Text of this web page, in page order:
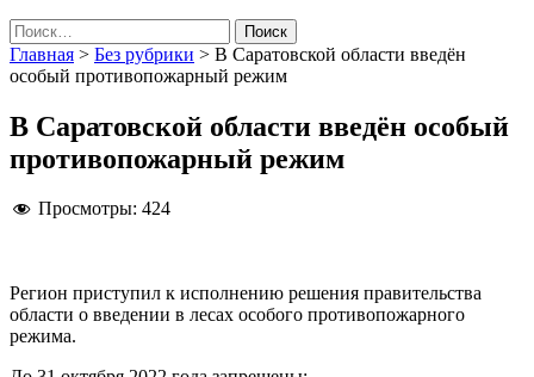
Найти:
Главная > Без рубрики > В Саратовской области введён
особый противопожарный режим
В Саратовской области введён особый
противопожарный режим
Просмотры: 424
Регион приступил к исполнению решения правительства
области о введении в лесах особого противопожарного
режима.